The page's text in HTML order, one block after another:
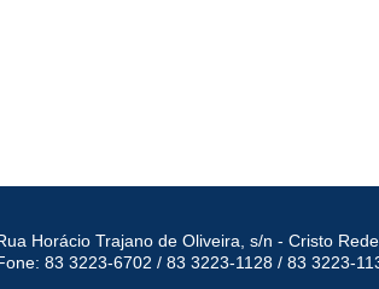
Horácio Trajano de Oliveira, s/n - Cristo
83 3223-6702 / 83 3223-1128 / 83 3223-